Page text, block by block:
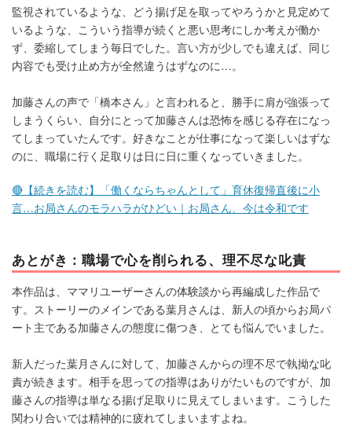
監視されているような、どう揚げ足を取ってやろうかと見定めて
いるような、こういう指導が続くと悪い思考にしか考えが働か
ず、委縮してしまう毎日でした。言い方が少しでも違えば、同じ
内容でも受け止め方が全然違うはずなのに…。
加藤さんの声で「橋本さん」と言われると、勝手に肩が強張って
しまうくらい、自分にとって加藤さんは恐怖を感じる存在になっ
てしまっていたんです。好きなことが仕事になって楽しいはずな
のに、職場に行く足取りは日に日に重くなっていきました。
🔴【続きを読む】「働くならちゃんとして」育休復帰直後に小
言…お局さんのモラハラがひどい｜お局さん、今は令和です
あとがき：職場で心を削られる、理不尽な叱責
本作品は、ママリユーザーさんの体験談から再編成した作品で
す。ストーリーのメインである葉月さんは、新人の頃からお局パ
ート主である加藤さんの態度に傷つき、とても悩んでいました。
新人だった葉月さんに対して、加藤さんからの理不尽で執拗な叱
責が続きます。相手を思っての指導はありがたいものですが、加
藤さんの指導は単なる揚げ足取りに見えてしまいます。こうした
関わり合いでは精神的に疲れてしまいますよね。